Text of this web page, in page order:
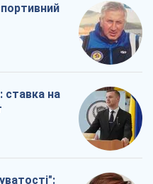
ставка на